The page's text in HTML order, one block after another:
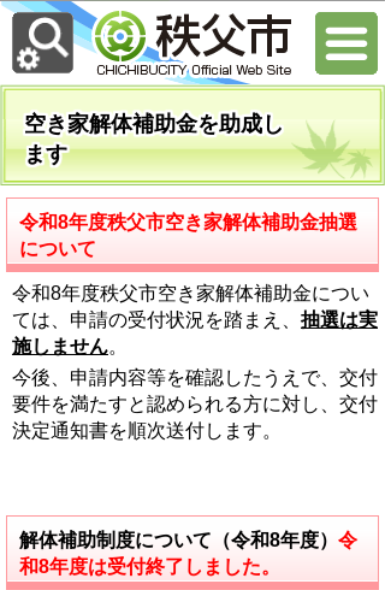
空き家解体補助金を助成し
ます
令和8年度秩父市空き家解体補助金抽選
について
令和8年度秩父市空き家解体補助金につい
ては、申請の受付状況を踏まえ、 抽選は実
施しません。
今後、申請内容等を確認したうえで、交付
要件を満たすと認められる方に対し、交付
決定通知書を順次送付します。
解体補助制度について（令和8年度） 令
和8年度は受付終了しました。